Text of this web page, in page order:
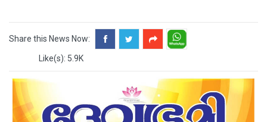
Share this News Now:
Like(s): 5.9K